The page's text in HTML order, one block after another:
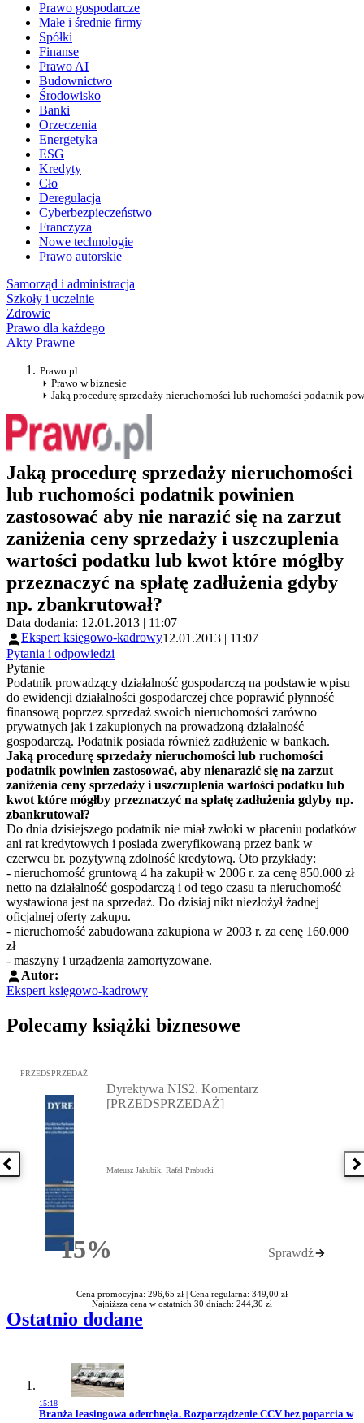
Prawo gospodarcze
Małe i średnie firmy
Spółki
Finanse
Prawo AI
Budownictwo
Środowisko
Banki
Orzeczenia
Energetyka
ESG
Kredyty
Cło
Deregulacja
Cyberbezpieczeństwo
Franczyza
Nowe technologie
Prawo autorskie
Samorząd i administracja
Szkoły i uczelnie
Zdrowie
Prawo dla każdego
Akty Prawne
Prawo.pl
Prawo w biznesie
Jaką procedurę sprzedaży nieruchomości lub ruchomości podatnik
Jaką procedurę sprzedaży nieruchomości
lub ruchomości podatnik powinien
zastosować aby nie narazić się na zarzut
zaniżenia ceny sprzedaży i uszczuplenia
wartości podatku lub kwot które mógłby
przeznaczyć na spłatę zadłużenia gdyby
np. zbankrutował?
Data dodania: 12.01.2013 | 11:07
Ekspert księgowo-kadrowy12.01.2013 | 11:07
Pytania i odpowiedzi
Pytanie
Podatnik prowadzący działalność gospodarczą na podstawie wpisu
do ewidencji działalności gospodarczej chce poprawić płynność
finansową poprzez sprzedaż swoich nieruchomości zarówno
prywatnych jak i zakupionych na prowadzoną działalność
gospodarczą. Podatnik posiada również zadłużenie w bankach.
Jaką procedurę sprzedaży nieruchomości lub ruchomości
podatnik powinien zastosować, aby nienarazić się na zarzut
zaniżenia ceny sprzedaży i uszczuplenia wartości podatku lub
kwot które mógłby przeznaczyć na spłatę zadłużenia gdyby np.
zbankrutował?
Do dnia dzisiejszego podatnik nie miał zwłoki w płaceniu podatków
ani rat kredytowych i posiada zweryfikowaną przez bank w
czerwcu br. pozytywną zdolność kredytową. Oto przykłady:
- nieruchomość gruntową 4 ha zakupił w 2006 r. za cenę 850.000 zł
netto na działalność gospodarczą i od tego czasu ta nieruchomość
wystawiona jest na sprzedaż. Do dzisiaj nikt niezłożył żadnej
oficjalnej oferty zakupu.
- nieruchomość zabudowana zakupiona w 2003 r. za cenę 160.000
zł
- maszyny i urządzenia zamortyzowane.
Autor:
Ekspert księgowo-kadrowy
Polecamy książki biznesowe
Poprzednia książka
Przejdź do: Dyrektywa NIS2. Komentarz [PRZEDSPRZEDAŻ],
PRZEDSPRZEDAŻ
15%Rabatu
Dyrektywa NIS2. Komentarz
[PRZEDSPRZEDAŻ]
Mateusz Jakubik, Rafał Prabucki
Sprawdź
Cena promocyjna: 296,65 zł | Cena regularna: 349,00 zł
Najniższa cena w ostatnich 30 dniach: 244,30 zł
Ostatnio dodane
15:18
Przejdź do artykułu:
Branża leasingowa odetchnęła. Rozporządzenie CCV bez poparcia w